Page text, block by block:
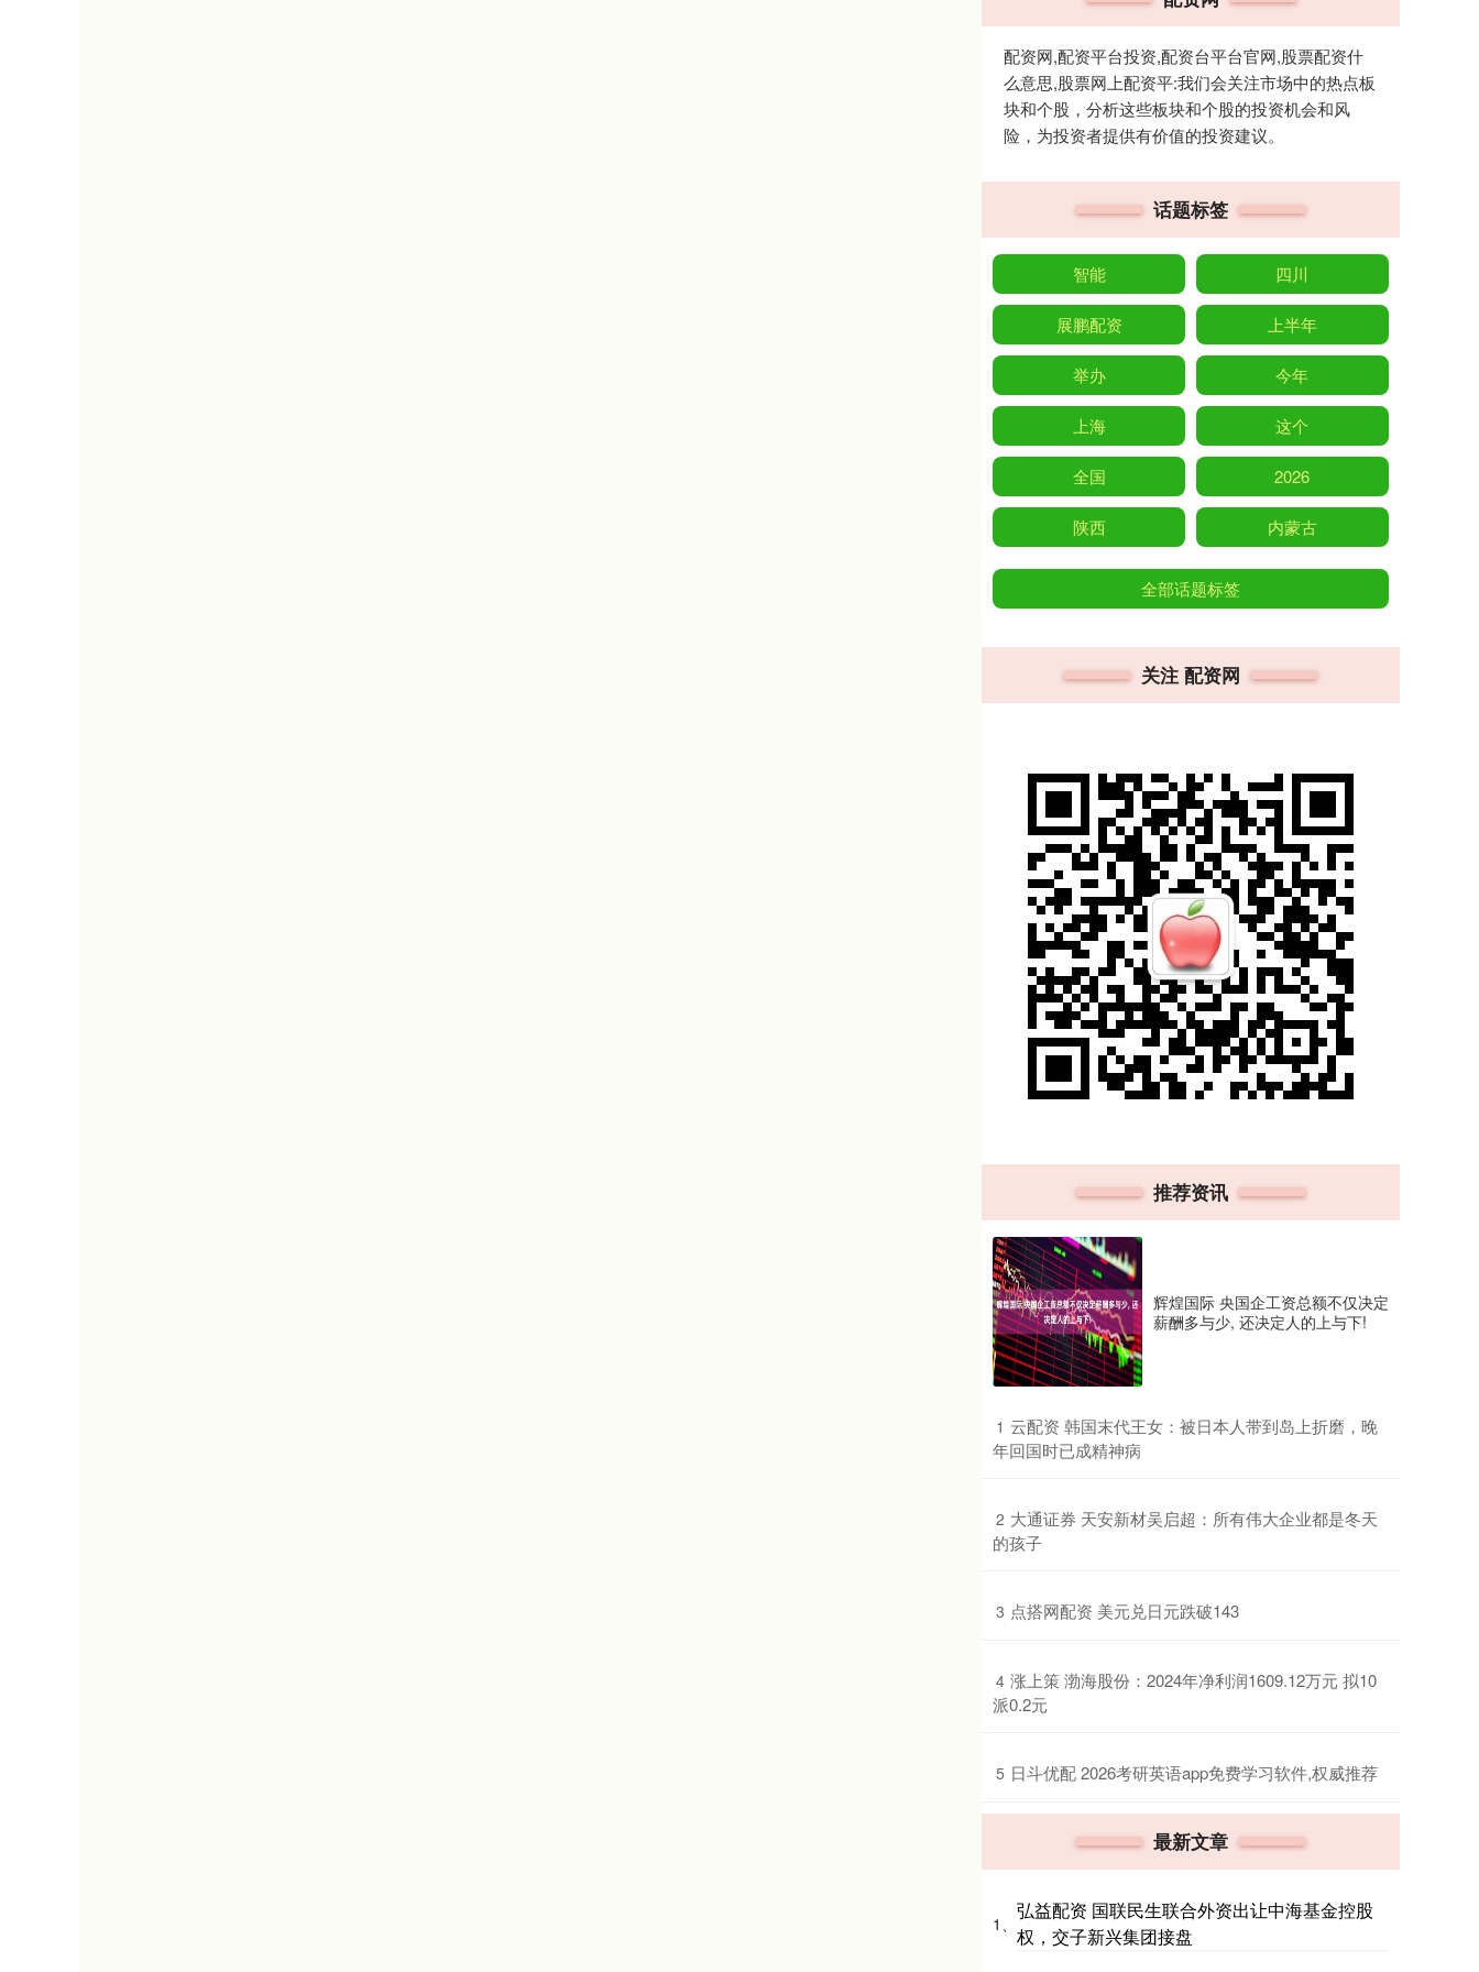
配资网,配资平台投资,配资台平台官网,股票配资什
么意思,股票网上配资平:我们会关注市场中的热点板
块和个股，分析这些板块和个股的投资机会和风
险，为投资者提供有价值的投资建议。
话题标签
智能 四川
展鹏配资 上半年
举办 今年
上海 这个
全国 2026
陕西 内蒙古
全部话题标签
关注 配资网
推荐资讯
辉煌国际 央国企工资总额不仅决定
薪酬多与少, 还决定人的上与下!
1 ​云配资 韩国末代王女：被日本人带到岛上折磨，晚
年回国时已成精神病
2 ​大通证券 天安新材吴启超：所有伟大企业都是冬天
的孩子
3 ​点搭网配资 美元兑日元跌破143
4 ​涨上策 渤海股份：2024年净利润1609.12万元 拟10
派0.2元
5 ​日斗优配 2026考研英语app免费学习软件,权威推荐
最新文章
1、
弘益配资 国联民生联合外资出让中海基金控股
权，交子新兴集团接盘